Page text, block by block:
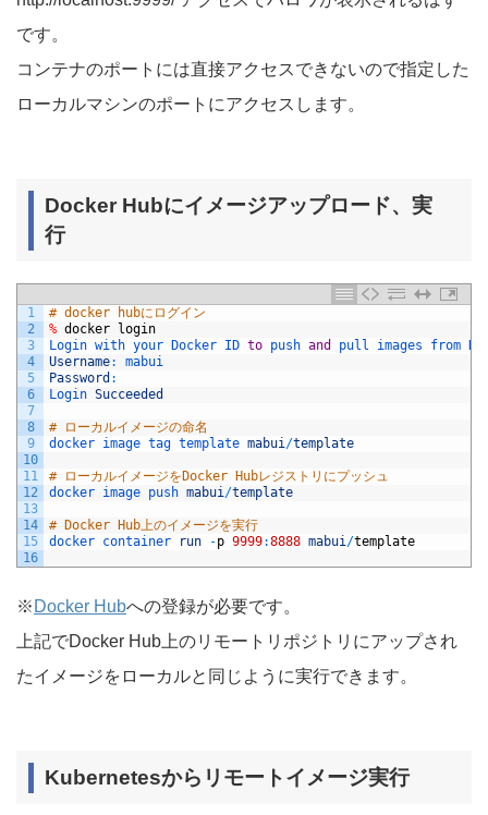
です。
コンテナのポートには直接アクセスできないので指定した
ローカルマシンのポートにアクセスします。
Docker Hubにイメージアップロード、実
行
1
2
3
4
5
6
7
8
9
10
11
12
13
14
15
16
# docker hubにログイン
% docker
login
Login with your Docker ID to push and pull images from
Username:
mabui
Password :
Login Succeeded
# ローカルイメージの命名
docker image tag template mabui/template
# ローカルイメージをDocker Hubレジストリにプッシュ
docker image push mabui/template
# Docker Hub上のイメージを実行
docker container run -p 9999:8888 mabui/template
※ Docker Hubへの登録が必要です。
上記でDocker Hub上のリモートリポジトリにアップされ
たイメージをローカルと同じように実行できます。
Kubernetesからリモートイメージ実行